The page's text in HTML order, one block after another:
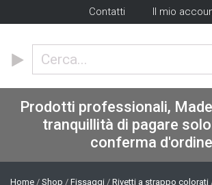
Contatti Il mio
Prodotti professionali,
tranquillità di pagare
conferma
Home / Shop / Fissaggi / Rivetti a strappo colorati